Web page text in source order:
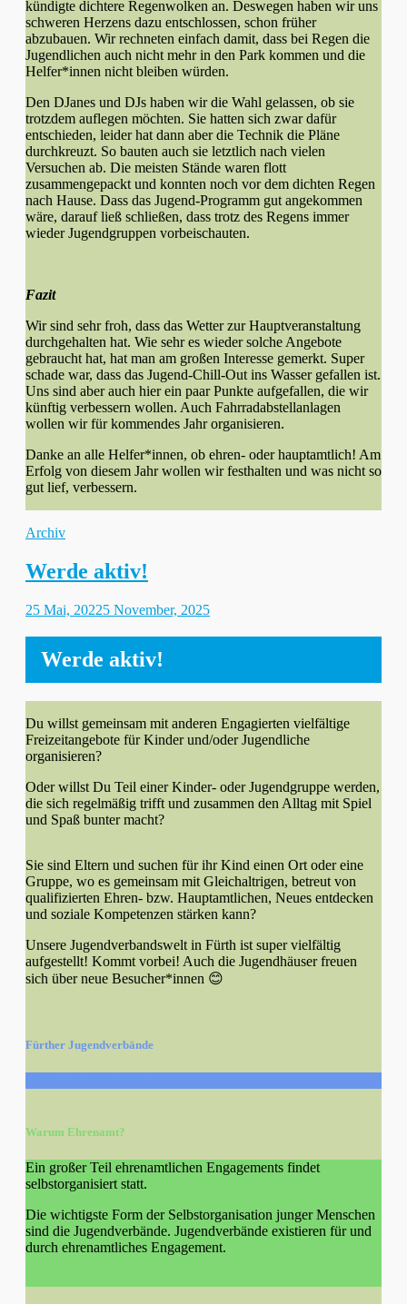
kündigte dichtere Regenwolken an. Deswegen haben wir uns
schweren Herzens dazu entschlossen, schon früher
abzubauen. Wir rechneten einfach damit, dass bei Regen die
Jugendlichen auch nicht mehr in den Park kommen und die
Helfer*innen nicht bleiben würden.
Den DJanes und DJs haben wir die Wahl gelassen, ob sie
trotzdem auflegen möchten. Sie hatten sich zwar dafür
entschieden, leider hat dann aber die Technik die Pläne
durchkreuzt. So bauten auch sie letztlich nach vielen
Versuchen ab. Die meisten Stände waren flott
zusammengepackt und konnten noch vor dem dichten Regen
nach Hause. Dass das Jugend-Programm gut angekommen
wäre, darauf ließ schließen, dass trotz des Regens immer
wieder Jugendgruppen vorbeischauten.
Fazit
Wir sind sehr froh, dass das Wetter zur Hauptveranstaltung
durchgehalten hat. Wie sehr es wieder solche Angebote
gebraucht hat, hat man am großen Interesse gemerkt. Super
schade war, dass das Jugend-Chill-Out ins Wasser gefallen ist.
Uns sind aber auch hier ein paar Punkte aufgefallen, die wir
künftig verbessern wollen. Auch Fahrradabstellanlagen
wollen wir für kommendes Jahr organisieren.
Danke an alle Helfer*innen, ob ehren- oder hauptamtlich! Am
Erfolg von diesem Jahr wollen wir festhalten und was nicht so
gut lief, verbessern.
Kategorien
Archiv
Werde aktiv!
Gepostet
25 Mai, 20225 November, 2025
Werde aktiv!
Du willst gemeinsam mit anderen Engagierten vielfältige
Freizeitangebote für Kinder und/oder Jugendliche
organisieren?
Oder willst Du Teil einer Kinder- oder Jugendgruppe werden,
die sich regelmäßig trifft und zusammen den Alltag mit Spiel
und Spaß bunter macht?
Sie sind Eltern und suchen für ihr Kind einen Ort oder eine
Gruppe, wo es gemeinsam mit Gleichaltrigen, betreut von
qualifizierten Ehren- bzw. Hauptamtlichen, Neues entdecken
und soziale Kompetenzen stärken kann?
Unsere Jugendverbandswelt in Fürth ist super vielfältig
aufgestellt! Kommt vorbei! Auch die Jugendhäuser freuen
sich über neue Besucher*innen 😊
Fürther Jugendverbände
Warum Ehrenamt?
Ein großer Teil ehrenamtlichen Engagements findet
selbstorganisiert statt.
Die wichtigste Form der Selbstorganisation junger Menschen
sind die Jugendverbände. Jugendverbände existieren für und
durch ehrenamtliches Engagement.